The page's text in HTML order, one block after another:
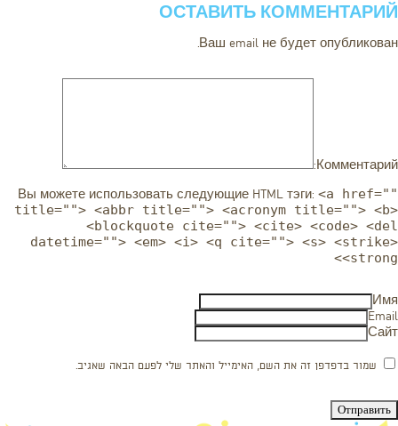
ОСТАВИТЬ КОММЕНТАРИЙ
Ваш email не будет опубликован.
Комментарий:
Вы можете использовать следующие HTML тэги: <a href=""
title=""> <abbr title=""> <acronym title=""> <b>
<blockquote cite=""> <cite> <code> <del
datetime=""> <em> <i> <q cite=""> <s> <strike>
<strong>
Имя
Email
Сайт
שמור בדפדפן זה את השם, האימייל והאתר שלי לפעם הבאה שאגיב.